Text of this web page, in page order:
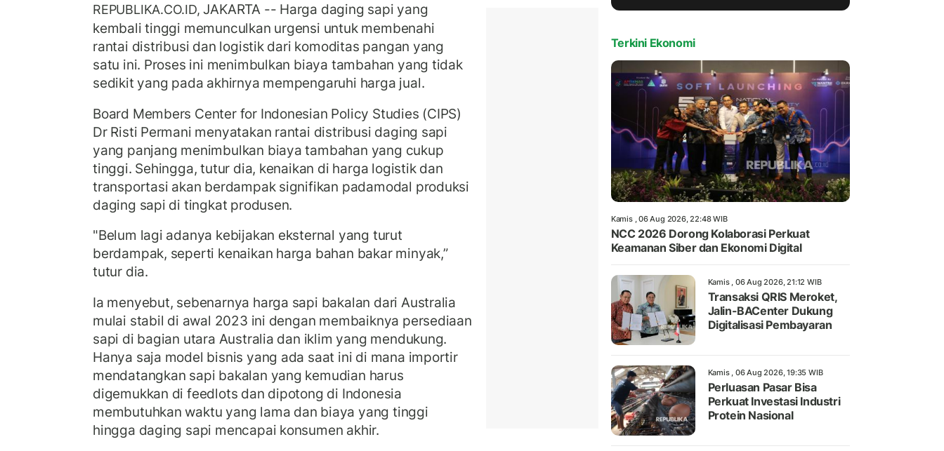
REPUBLIKA.CO.ID,JAKARTA -- Harga daging sapi yang
kembali tinggi memunculkan urgensi untuk membenahi
rantai distribusi dan logistik dari komoditas pangan yang
satu ini. Proses ini menimbulkan biaya tambahan yang tidak
sedikit yang pada akhirnya mempengaruhi harga jual.
Board Members Center for Indonesian Policy Studies (CIPS)
Dr Risti Permani menyatakan rantai distribusi daging sapi
yang panjang menimbulkan biaya tambahan yang cukup
tinggi. Sehingga, tutur dia, kenaikan di harga logistik dan
transportasi akan berdampak signifikan padamodal produksi
daging sapi di tingkat produsen.
"Belum lagi adanya kebijakan eksternal yang turut
berdampak, seperti kenaikan harga bahan bakar minyak,”
tutur dia.
Ia menyebut, sebenarnya harga sapi bakalan dari Australia
mulai stabil di awal 2023 ini dengan membaiknya persediaan
sapi di bagian utara Australia dan iklim yang mendukung.
Hanya saja model bisnis yang ada saat ini di mana importir
mendatangkan sapi bakalan yang kemudian harus
digemukkan di feedlots dan dipotong di Indonesia
membutuhkan waktu yang lama dan biaya yang tinggi
hingga daging sapi mencapai konsumen akhir.
Terkini Ekonomi
Kamis , 06 Aug 2026, 22:48 WIB
NCC 2026 Dorong Kolaborasi Perkuat
Keamanan Siber dan Ekonomi Digital
Kamis , 06 Aug 2026, 21:12 WIB
Transaksi QRIS Meroket,
Jalin-BACenter Dukung
Digitalisasi Pembayaran
Kamis , 06 Aug 2026, 19:35 WIB
Perluasan Pasar Bisa
Perkuat Investasi Industri
Protein Nasional